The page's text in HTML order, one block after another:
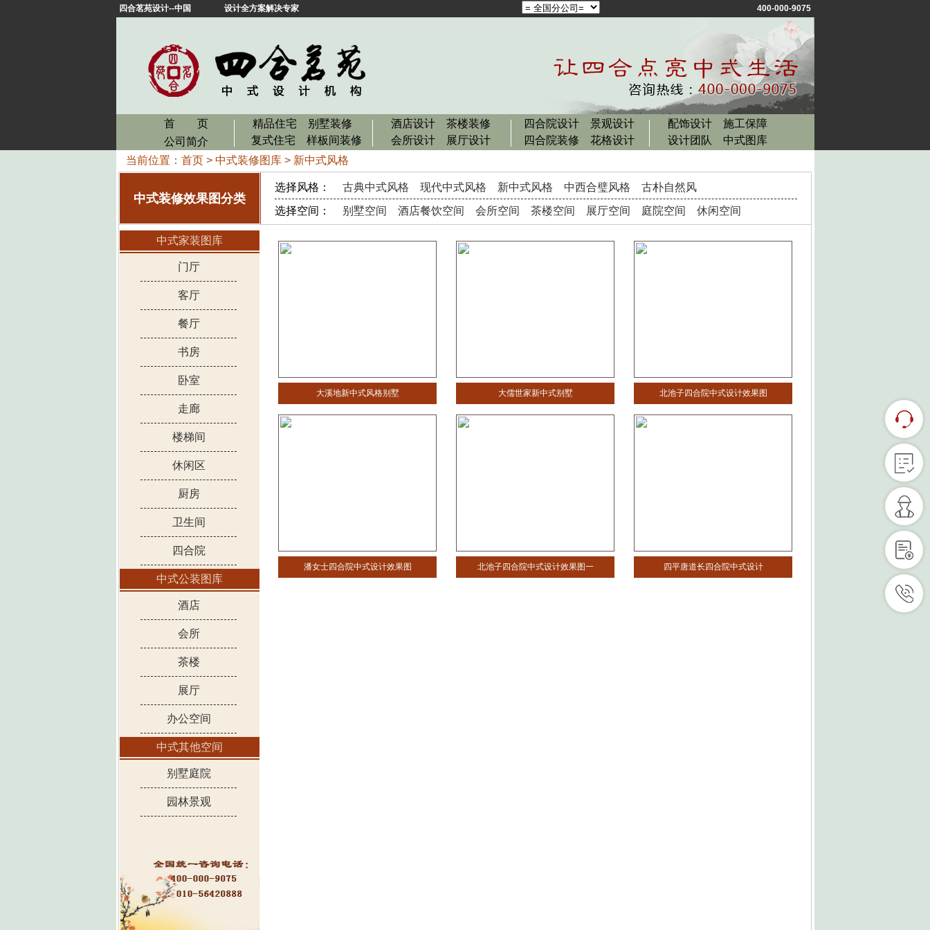
四合茗苑设计--中国 设计全方案解决专家 400-000-9075
首 页
公司简介
精品住宅
别墅装修
复式住宅
样板间装修
酒店设计
茶楼装修
会所设计
展厅设计
四合院设计
景观设计
四合院装修
花格设计
配饰设计
施工保障
设计团队
中式图库
当前位置： 首页 > 中式装修图库 > 新中式风格
中式装修效果图分类
选择风格： 古典中式风格 现代中式风格 新中式风格 中西合璧风格
古朴自然风
选择空间：
别墅空间 酒店餐饮空间 会所空间 茶楼空间 展厅空间 庭院空间 休闲空间
中式家装图库
门厅
客厅
餐厅
书房
卧室
走廊
楼梯间
休闲区
厨房
卫生间
四合院
中式公装图库
酒店
会所
茶楼
展厅
办公空间
中式其他空间
别墅庭院
园林景观
大溪地新中式风格别墅 大儒世家新中式别墅 北池子四合院中式设计效果图
潘女士四合院中式设计效果图 北池子四合院中式设计效果图一 四平唐道长四合院中式设计